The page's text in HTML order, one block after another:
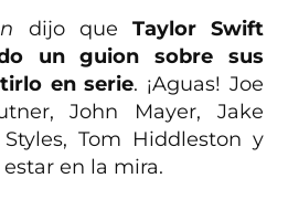
dijo que Taylor Swift
un guion sobre sus
en serie. ¡Aguas! Joe
John Mayer, Jake
Tom Hiddleston y
en la mira.